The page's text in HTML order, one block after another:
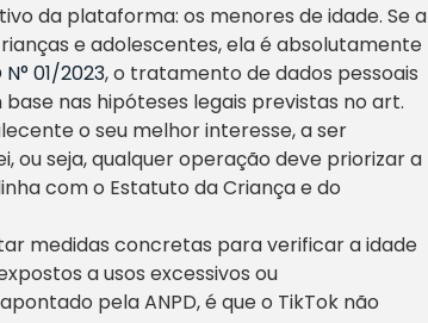
da plataforma: os menores de idade. Se a
e adolescentes, ela é absolutamente
01/2023, o tratamento de dados pessoais
nas hipóteses legais previstas no art.
o seu melhor interesse, a ser
ou seja, qualquer operação deve priorizar a
com o Estatuto da Criança e do
medidas concretas para verificar a idade
a usos excessivos ou
pela ANPD, é que o TikTok não